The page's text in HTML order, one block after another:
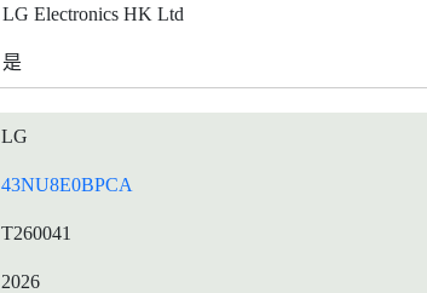
LG Electronics HK Ltd
是
LG
43NU8E0BPCA
T260041
2026